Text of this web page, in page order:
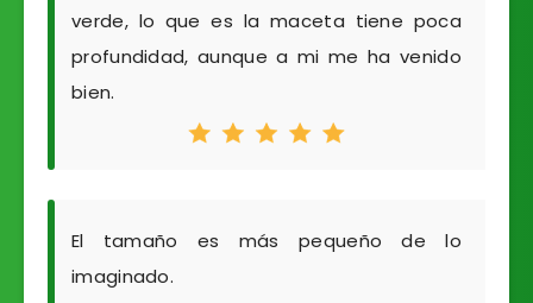
verde, lo que es la maceta tiene poca
profundidad, aunque a mi me ha venido
bien.
El tamaño es más pequeño de lo
imaginado.